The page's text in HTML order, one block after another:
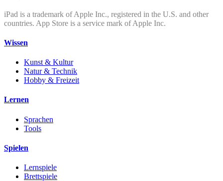
iPad is a trademark of Apple Inc., registered in the U.S. and other
countries. App Store is a service mark of Apple Inc.
Wissen
Kunst & Kultur
Natur & Technik
Hobby & Freizeit
Lernen
Sprachen
Tools
Spielen
Lernspiele
Brettspiele